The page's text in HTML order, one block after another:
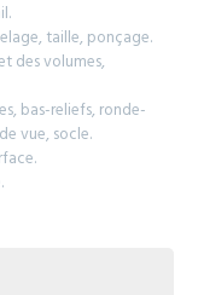
taille, ponçage.
des volumes,
bas-reliefs, ronde-
vue, socle.